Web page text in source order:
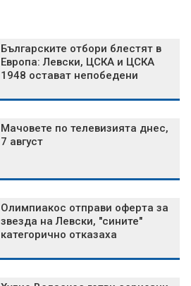
Българските отбори блестят в
Европа: Левски, ЦСКА и ЦСКА
1948 остават непобедени
Мачовете по телевизията днес,
7 август
Олимпиакос отправи оферта за
звезда на Левски, "сините"
категорично отказаха